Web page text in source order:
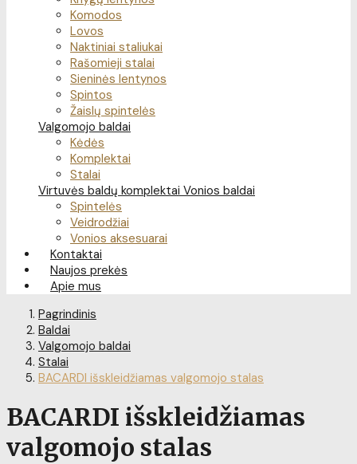
Komodos
Lovos
Naktiniai staliukai
Rašomieji stalai
Sieninės lentynos
Spintos
Žaislų spintelės
Valgomojo baldai
Kėdės
Komplektai
Stalai
Virtuvės baldų komplektai Vonios baldai
Spintelės
Veidrodžiai
Vonios aksesuarai
Kontaktai
Naujos prekės
Apie mus
Pagrindinis
Baldai
Valgomojo baldai
Stalai
BACARDI išskleidžiamas valgomojo stalas
BACARDI išskleidžiamas
valgomojo stalas